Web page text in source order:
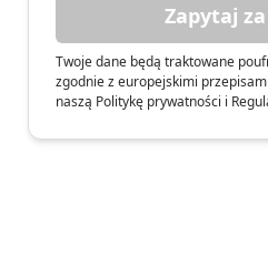
Zapytaj
Twoje dane będą traktowane
zgodnie z europejskimi
naszą Politykę prywatności i